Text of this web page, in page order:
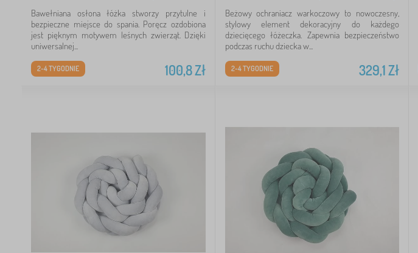
Bawełniana osłona łóżka stworzy przytulne i
bezpieczne miejsce do spania. Poręcz ozdobiona
jest pięknym motywem leśnych zwierząt. Dzięki
uniwersalnej...
100,8Zł
2-4 TYGODNIE
Beżowy ochraniacz warkoczowy to nowoczesny,
stylowy element dekoracyjny do każdego
dziecięcego łóżeczka. Zapewnia bezpieczeństwo
podczas ruchu dziecka w...
329,1Zł
2-4 TYGODNIE